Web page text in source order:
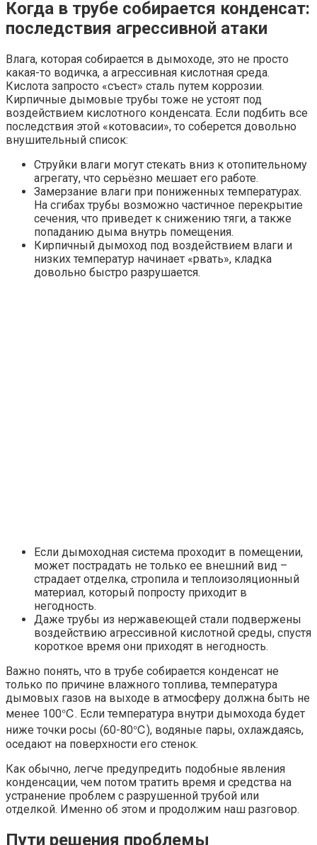
Когда в трубе собирается конденсат:
последствия агрессивной атаки
Влага, которая собирается в дымоходе, это не просто
какая-то водичка, а агрессивная кислотная среда.
Кислота запросто «съест» сталь путем коррозии.
Кирпичные дымовые трубы тоже не устоят под
воздействием кислотного конденсата. Если подбить все
последствия этой «котовасии», то соберется довольно
внушительный список:
Струйки влаги могут стекать вниз к отопительному
агрегату, что серьёзно мешает его работе.
Замерзание влаги при пониженных температурах.
На сгибах трубы возможно частичное перекрытие
сечения, что приведет к снижению тяги, а также
попаданию дыма внутрь помещения.
Кирпичный дымоход под воздействием влаги и
низких температур начинает «рвать», кладка
довольно быстро разрушается.
Если дымоходная система проходит в помещении,
может пострадать не только ее внешний вид –
страдает отделка, стропила и теплоизоляционный
материал, который попросту приходит в
негодность.
Даже трубы из нержавеющей стали подвержены
воздействию агрессивной кислотной среды, спустя
короткое время они приходят в негодность.
Важно понять, что в трубе собирается конденсат не
только по причине влажного топлива, температура
дымовых газов на выходе в атмосферу должна быть не
менее 100℃. Если температура внутри дымохода будет
ниже точки росы (60-80℃), водяные пары, охлаждаясь,
оседают на поверхности его стенок.
Как обычно, легче предупредить подобные явления
конденсации, чем потом тратить время и средства на
устранение проблем с разрушенной трубой или
отделкой. Именно об этом и продолжим наш разговор.
Пути решения проблемы